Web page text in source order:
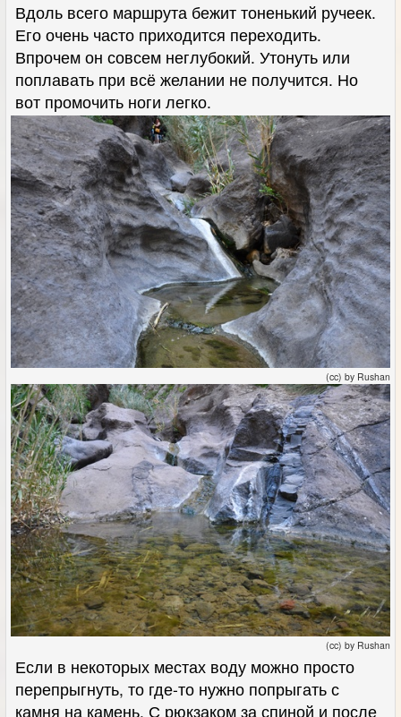
Вдоль всего маршрута бежит тоненький ручеек.
Его очень часто приходится переходить.
Впрочем он совсем неглубокий. Утонуть или
поплавать при всё желании не получится. Но
вот промочить ноги легко.
(cc) by Rushan
(cc) by Rushan
Если в некоторых местах воду можно просто
перепрыгнуть, то где-то нужно попрыгать с
камня на камень. С рюкзаком за спиной и после